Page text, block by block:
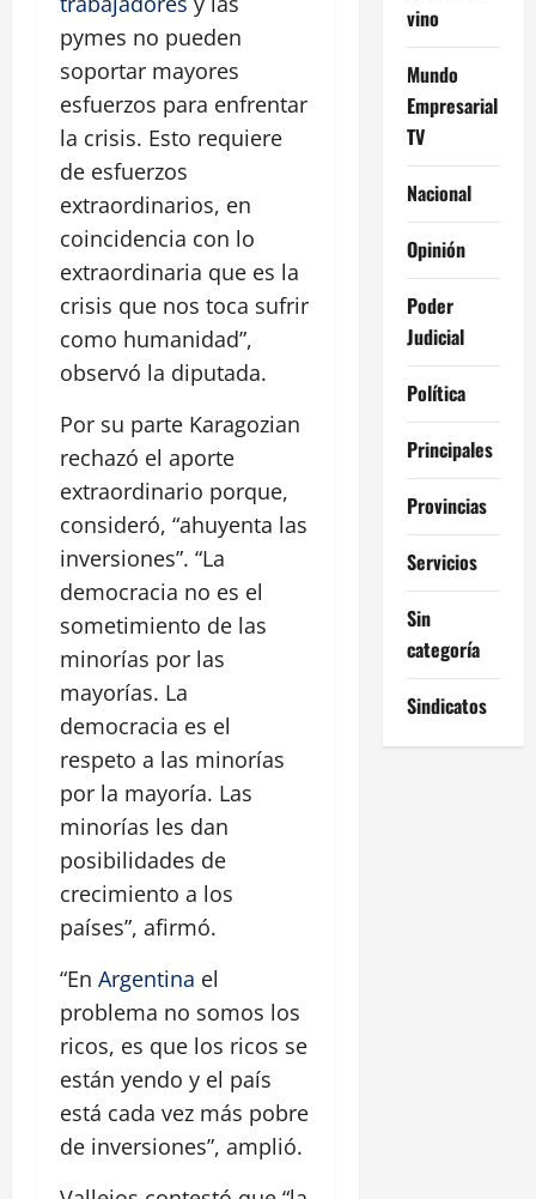
pymes no pueden
soportar mayores
esfuerzos para enfrentar
la crisis. Esto requiere
de esfuerzos
extraordinarios, en
coincidencia con lo
extraordinaria que es la
crisis que nos toca sufrir
como humanidad”,
observó la diputada.
Por su parte Karagozian
rechazó el aporte
extraordinario porque,
consideró, “ahuyenta las
inversiones”. “La
democracia no es el
sometimiento de las
minorías por las
mayorías. La
democracia es el
respeto a las minorías
por la mayoría. Las
minorías les dan
posibilidades de
crecimiento a los
países”, afirmó.
“En Argentina el
problema no somos los
ricos, es que los ricos se
están yendo y el país
está cada vez más pobre
de inversiones”, amplió.
vino
Mundo
Empresarial
TV
Nacional
Opinión
Poder
Judicial
Política
Principales
Provincias
Servicios
Sin
categoría
Sindicatos